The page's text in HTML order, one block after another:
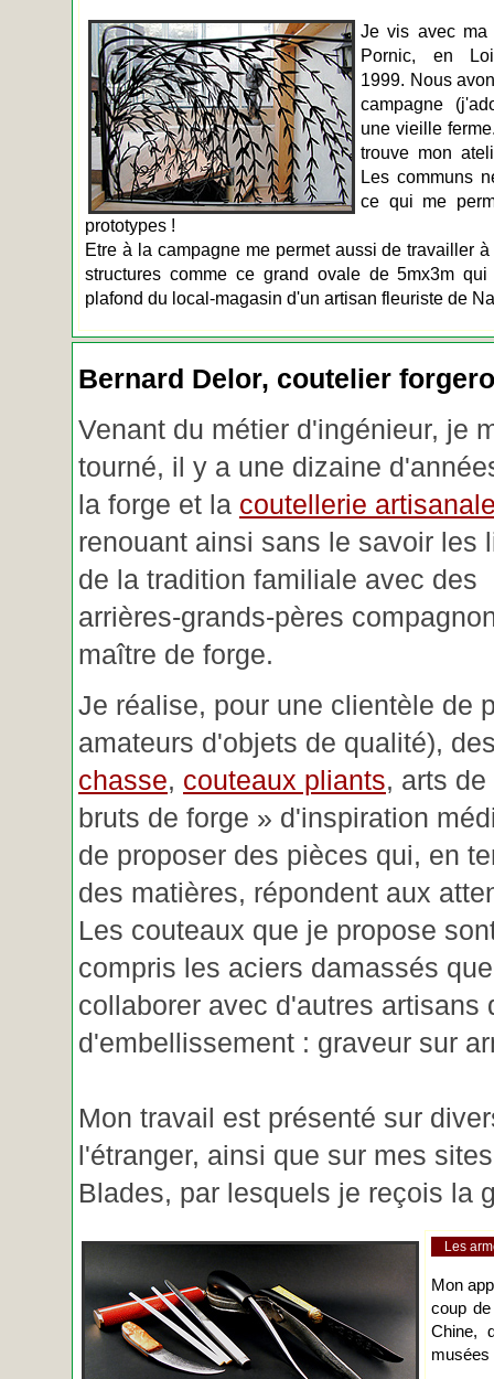
Je vis avec ma
Pornic, en
1999. Nous
campagne
une vieille
trouve mon
Les communs
ce qui me
prototypes !
Etre à la campagne me permet aussi de travailler
structures comme ce grand ovale de 5mx3m
plafond du local-magasin d'un artisan fleuriste de
Bernard Delor, coutelier
Venant du métier d'ingénieur, je
tourné, il y a une dizaine
la forge et la coutellerie
renouant ainsi sans le savoir les
de la tradition familiale avec des
arrières-grands-pères
maître de forge.
Je réalise, pour une clientèle de
amateurs d'objets de qualité),
chasse, couteaux pliants, arts
bruts de forge » d'inspiration
de proposer des pièces qui, en
des matières, répondent aux
Les couteaux que je propose
compris les aciers damassés
collaborer avec d'autres artisans
d'embellissement : graveur sur
Mon travail est présenté sur
l'étranger, ainsi que sur mes
Blades, par lesquels je reçois la
Les
Mon
coup
Chine,
musées